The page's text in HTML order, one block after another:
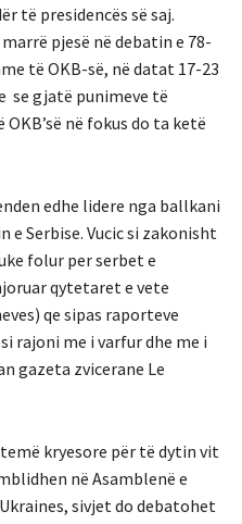
të presidencës së saj.
pjesë në debatin e 78-
të OKB-së, në datat 17-23
se gjatë punimeve të
në fokus do ta ketë
edhe lidere nga ballkani
Serbise. Vucic si zakonisht
folur per serbet e
qytetaret e vete
qe sipas raporteve
rajoni me i varfur dhe me i
gazeta zvicerane Le
kryesore për të dytin vit
në Asamblenë e
sivjet do debatohet